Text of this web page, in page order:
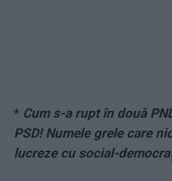
* Cum s-a rupt în două
PSD! Numele grele care
lucreze cu social-